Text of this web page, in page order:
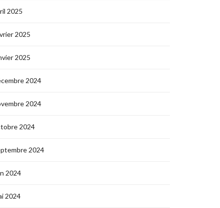
2025
2025
2025
2024
2024
2024
2024
2024
2024